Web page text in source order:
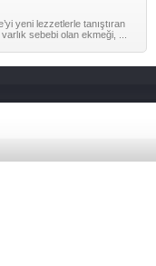
yeni lezzetlerle tanıştıran
sebebi olan ekmeği, ...